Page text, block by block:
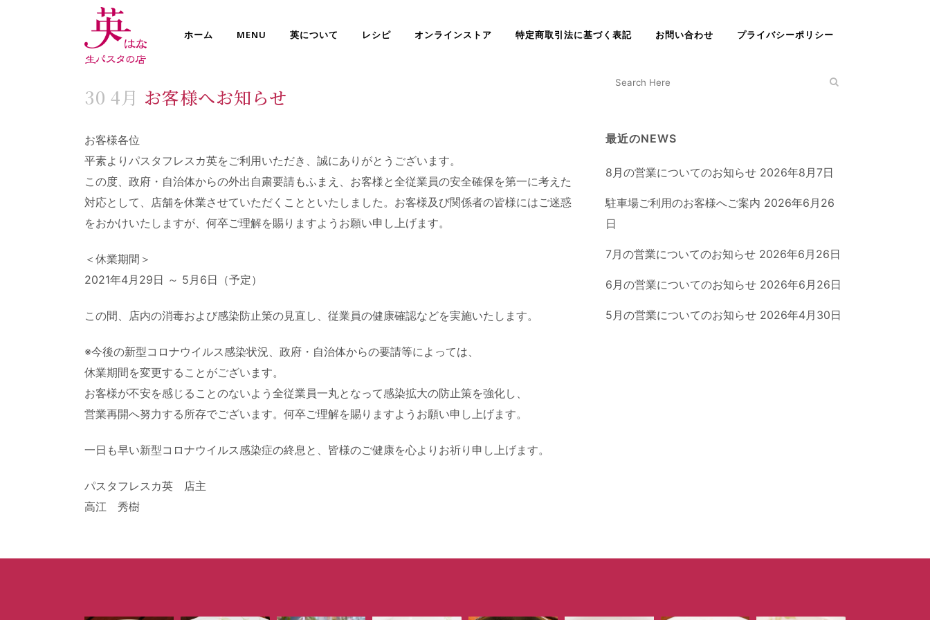
ホーム MENU 英について レシピ オンラインストア 特定商取引法に基づく表記 お問い合わせ プライバシーポリシー
30 4月 お客様へお知らせ
お客様各位
平素よりパスタフレスカ英をご利用いただき、誠にありがとうございます。
この度、政府・自治体からの外出自粛要請もふまえ、お客様と全従業員の安全確保を第一に考えた
対応として、店舗を休業させていただくことといたしました。お客様及び関係者の皆様にはご迷惑
をおかけいたしますが、何卒ご理解を賜りますようお願い申し上げます。
＜休業期間＞
2021年4月29日 ～ 5月6日（予定）
この間、店内の消毒および感染防止策の見直し、従業員の健康確認などを実施いたします。
※今後の新型コロナウイルス感染状況、政府・自治体からの要請等によっては、
休業期間を変更することがございます。
お客様が不安を感じることのないよう全従業員一丸となって感染拡大の防止策を強化し、
営業再開へ努力する所存でございます。何卒ご理解を賜りますようお願い申し上げます。
一日も早い新型コロナウイルス感染症の終息と、皆様のご健康を心よりお祈り申し上げます。
パスタフレスカ英 店主
高江 秀樹
最近のNEWS
8月の営業についてのお知らせ 2026年8月7日
駐車場ご利用のお客様へご案内 2026年6月26
日
7月の営業についてのお知らせ 2026年6月26日
6月の営業についてのお知らせ 2026年6月26日
5月の営業についてのお知らせ 2026年4月30日